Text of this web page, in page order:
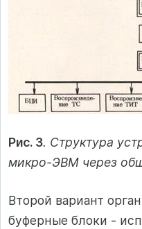
Рис. 3. Структура
микро-ЭВМ через
Второй вариант
буферные блоки -